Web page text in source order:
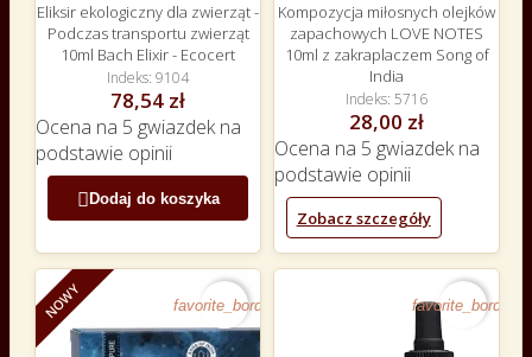
Eliksir ekologiczny dla zwierząt -
Podczas transportu zwierząt
10ml Bach Elixir - Ecocert
Indeks 9104
78,54 zł
Ocena na 5 gwiazdek na
podstawie opinii
Dodaj do koszyka
Kompozycja miłosnych olejków
zapachowych LOVE NOTES
10ml z zakraplaczem Song of
India
Indeks 5716
28,00 zł
Ocena na 5 gwiazdek na
podstawie opinii
Zobacz szczegóły
NOWY favorite_border favorite_border